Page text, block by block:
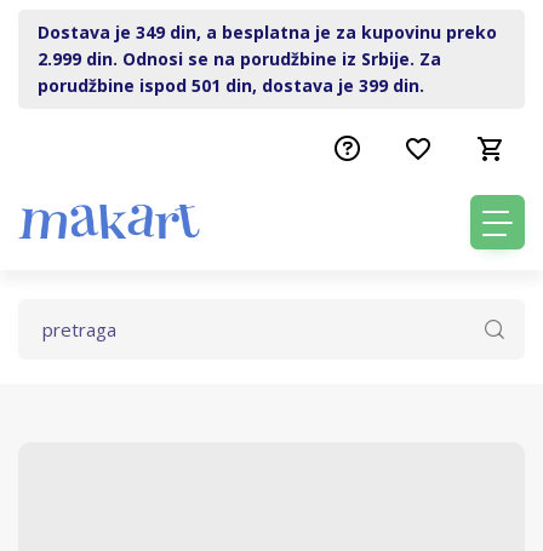
Dostava je 349 din, a besplatna je za kupovinu preko
2.999 din. Odnosi se na porudžbine iz Srbije. Za
porudžbine ispod 501 din, dostava je 399 din.